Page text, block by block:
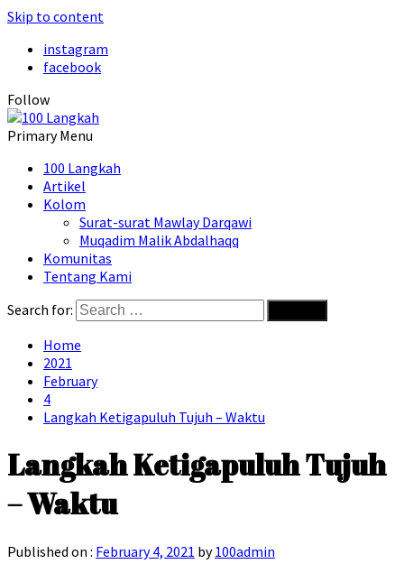
Skip to content
instagram
facebook
Follow
Primary Menu
100 Langkah
Artikel
Kolom
Surat-surat Mawlay Darqawi
Muqadim Malik Abdalhaqq
Komunitas
Tentang Kami
Search for:
Home
2021
February
4
Langkah Ketigapuluh Tujuh – Waktu
Langkah Ketigapuluh Tujuh
– Waktu
Published on : February 4, 2021 by100admin